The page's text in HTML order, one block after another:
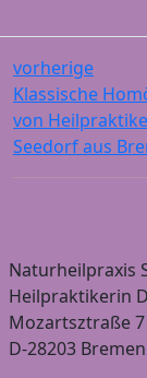
vorherige
Klassische
von
Seedorf aus
Naturheilpraxis
Heilpraktikerin
Mozartsztraße 7
D-28203 Bremen